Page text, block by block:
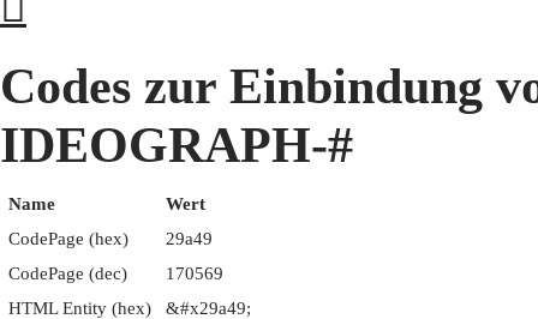
Codes zur Einbindung
IDEOGRAPH-#
Name
Wert
CodePage (hex)
29a49
CodePage (dec)
170569
HTML Entity (hex)
&#x29a49;